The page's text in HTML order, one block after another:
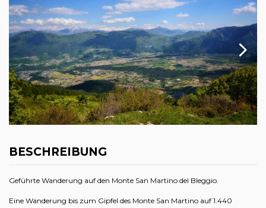
BESCHREIBUNG
Geführte Wanderung auf den Monte San Martino del Bleggio.
Eine Wanderung bis zum Gipfel des Monte San Martino auf 1.440